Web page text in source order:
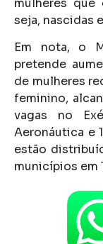
seja, nascidas
Em nota, o
pretende
de mulheres
feminino,
vagas no
Aeronáutica e
estão
municípios em